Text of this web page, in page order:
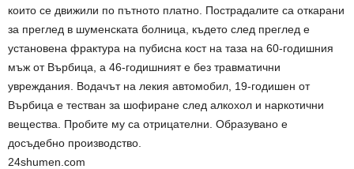
които се движили по пътното платно. Пострадалите са откарани
за преглед в шуменската болница, където след преглед е
установена фрактура на пубисна кост на таза на 60-годишния
мъж от Върбица, а 46-годишният е без травматични
увреждания. Водачът на лекия автомобил, 19-годишен от
Върбица е тестван за шофиране след алкохол и наркотични
вещества. Пробите му са отрицателни. Образувано е
досъдебно производство.
24shumen.com